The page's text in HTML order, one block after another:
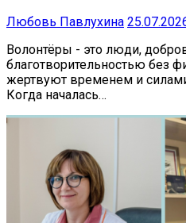
Любовь Павлухина
Волонтёры - это люди,
благотворительностью без
жертвуют временем и
Когда началась…